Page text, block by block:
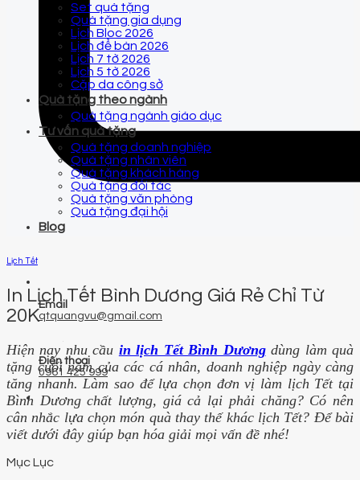
Email
qtquangvu@gmail.com
Điện thoại
0961 425 999
Set quà tặng
Quà tặng gia dụng
Lịch Bloc 2026
Lịch để bàn 2026
Lịch 7 tờ 2026
Lịch 5 tờ 2026
Cặp da công sở
Quà tặng theo ngành
Quà tặng ngành giáo dục
Tư vấn quà tặng
Quà tặng doanh nghiệp
Quà tặng nhân viên
Quà tặng khách hàng
Quà tặng đối tác
Quà tặng văn phòng
Quà tặng đại hội
Blog
Lịch Tết
In Lịch Tết Bình Dương Giá Rẻ Chỉ Từ
20K
Hiện nay nhu cầu in lịch Tết Bình Dươngdùng làm quà
tặng cuối năm của các cá nhân, doanh nghiệp ngày càng
tăng nhanh. Làm sao để lựa chọn đơn vị làm lịch Tết tại
Bình Dương chất lượng, giá cả lại phải chăng? Có nên
cân nhắc lựa chọn món quà thay thế khác lịch Tết? Để bài
viết dưới đây giúp bạn hóa giải mọi vấn đề nhé!
Mục Lục